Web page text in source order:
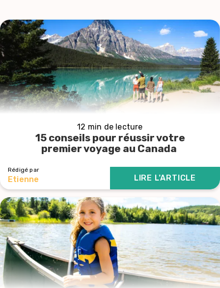
12 min de lecture
15 conseils pour réussir votre
premier voyage au Canada
Rédigé par
Etienne LIRE L'ARTICLE